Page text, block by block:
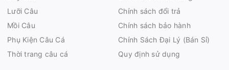
Lưỡi Câu
Mồi Câu
Phụ Kiện Câu Cá
Thời trang câu cá
Chính sách đổi trả
Chính sách bảo hành
Chính Sách Đại Lý (Bán Sỉ)
Quy định sử dụng